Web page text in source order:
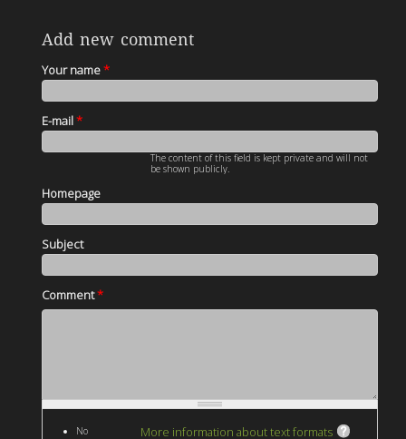
Add new comment
Your name*
E-mail*
The content of this field is kept private and will not
be shown publicly.
Homepage
Subject
Comment*
More information about text formats
No